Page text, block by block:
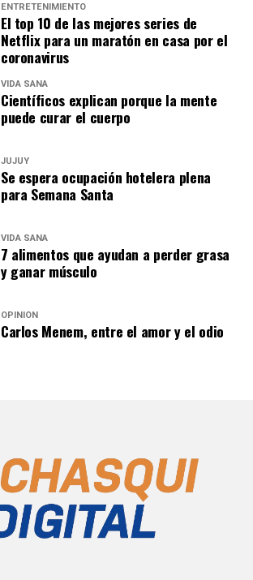
ENTRETENIMIENTO
El top 10 de las mejores series de
Netflix para un maratón en casa por el
coronavirus
VIDA SANA
Científicos explican porque la mente
puede curar el cuerpo
JUJUY
Se espera ocupación hotelera plena
para Semana Santa
VIDA SANA
7 alimentos que ayudan a perder grasa
y ganar músculo
OPINIÓN
Carlos Menem, entre el amor y el odio